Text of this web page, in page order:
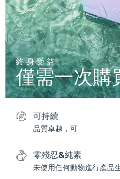
終身受益
僅需一次購
可持續
品質卓越，可
零殘忍&純素
未使用任何動物進行產品